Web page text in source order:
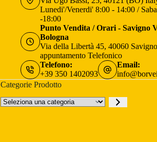
Lunedi'/Venerdi' 8:00 - 14:00 /
-18:00
Punto Vendita / Orari - Savigno
Bologna
Via della Libertà 45, 40060
appuntamento Telefonico
Telefono:
+39 350 1402093
Email:
Categorie Prodotto
Seleziona
una